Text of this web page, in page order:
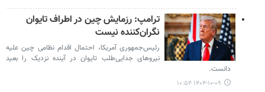
ترامپ: رزمایش چین در اطراف تایوان
نگران‌کننده نیست
رئیس‌جمهوری آمریکا، احتمال اقدام نظامی چین علیه
نیروهای جدایی‌طلب تایوان در آینده نزدیک را بعید
دانست.
۱۴۰۴-۱۰-۰۹ ۱۰:۵۴